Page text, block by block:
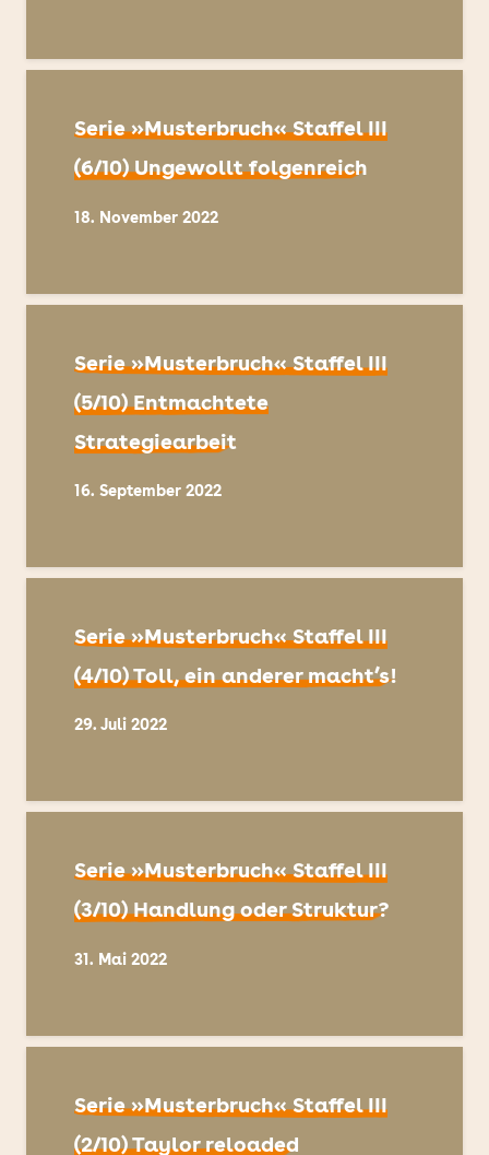
Serie »Musterbruch« Staffel III
(6/10) Ungewollt folgenreich
18. November 2022
Serie »Musterbruch« Staffel III
(5/10) Entmachtete
Strategiearbeit
16. September 2022
Serie »Musterbruch« Staffel III
(4/10) Toll, ein anderer macht’s!
29. Juli 2022
Serie »Musterbruch« Staffel III
(3/10) Handlung oder Struktur?
31. Mai 2022
Serie »Musterbruch« Staffel III
(2/10) Taylor reloaded